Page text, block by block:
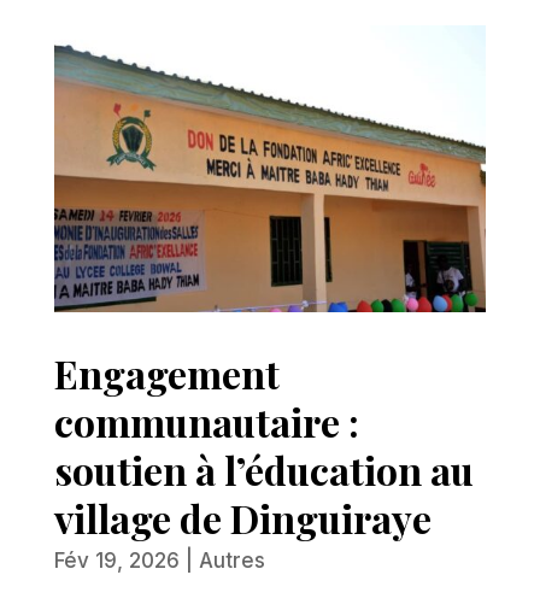
Engagement
communautaire :
soutien à l’éducation au
village de Dinguiraye
Fév 19, 2026 Autres